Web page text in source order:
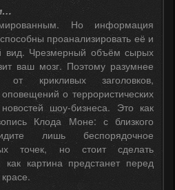
Но информация
проанализировать её и
вид. Чрезмерный объём сырых
ваш мозг. Поэтому разумнее
от крикливых заголовков,
о террористических
шоу-бизнеса. Это как
Клода Моне: с близкого
лишь беспорядочное
точек, но стоит сделать
как картина предстанет перед